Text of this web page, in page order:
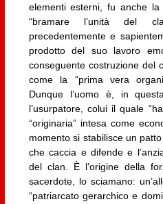
elementi esterni, fu anche
“bramare l’unità del
precedentemente e
prodotto del suo lavoro
conseguente costruzione del
come la “prima vera
Dunque l’uomo è, in
l’usurpatore, colui il quale
“originaria” intesa come
momento si stabilisce un
che caccia e difende e
del clan. È l’origine della
sacerdote, lo sciamano:
“patriarcato gerarchico e